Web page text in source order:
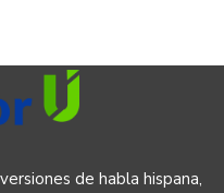
de habla hispana,